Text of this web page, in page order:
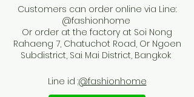
Customers can order online via Line:
@fashionhome
Or order at the factory at Soi Nong
Rahaeng 7, Chatuchot Road, Or Ngoen
Subdistrict, Sai Mai District, Bangkok
Line id :@fashionhome